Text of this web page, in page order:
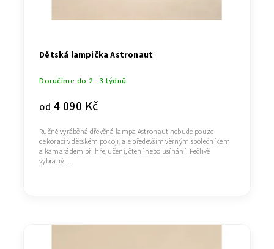
Dětská lampička Astronaut
Doručíme do 2 - 3 týdnů
od 4 090 Kč
Ručně vyráběná dřevěná lampa Astronaut nebude pouze
dekorací v dětském pokoji, ale především věrným společníkem
a kamarádem při hře, učení, čtení nebo usínání. Pečlivě
vybraný...